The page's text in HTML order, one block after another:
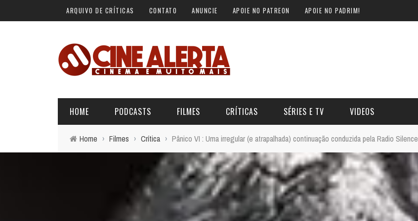
ARQUIVO DE CRÍTICAS CONTATO ANUNCIE APOIE NO PATREON APOIE NO PADRIM!
HOME PODCASTS FILMES CRÍTICAS SÉRIES E TV VIDEOS
Home › Filmes › Crítica › Pânico VI : Uma irregular (e atrapalhada) continuação conduzida pela Radio Silence